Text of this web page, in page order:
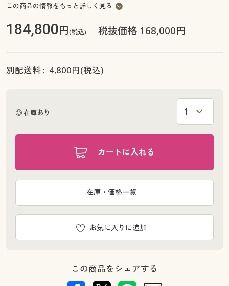
お気に入り
ご利用ガイド
サポート
ご利用ガイド
よくある質問とお問い合わせ
この商品の情報をもっと詳しく見る
184,800円(税込) 税抜価格 168,000円
別配送料 : 4,800円(税込)
◎ 在庫あり
カートに入れる
お気に入りに追加
在庫・価格一覧
この商品をシェアする